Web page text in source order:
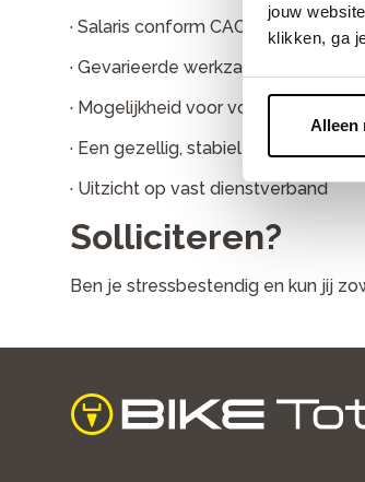
jouw
klikken, ga
Alleen
· Salaris conform CAO
· Gevarieerde werkzaamheden
· Mogelijkheid voor volgen
· Een gezellig, stabiel en enthousiast
· Uitzicht op vast dienstverband
Solliciteren?
Ben je stressbestendig en kun jij
home